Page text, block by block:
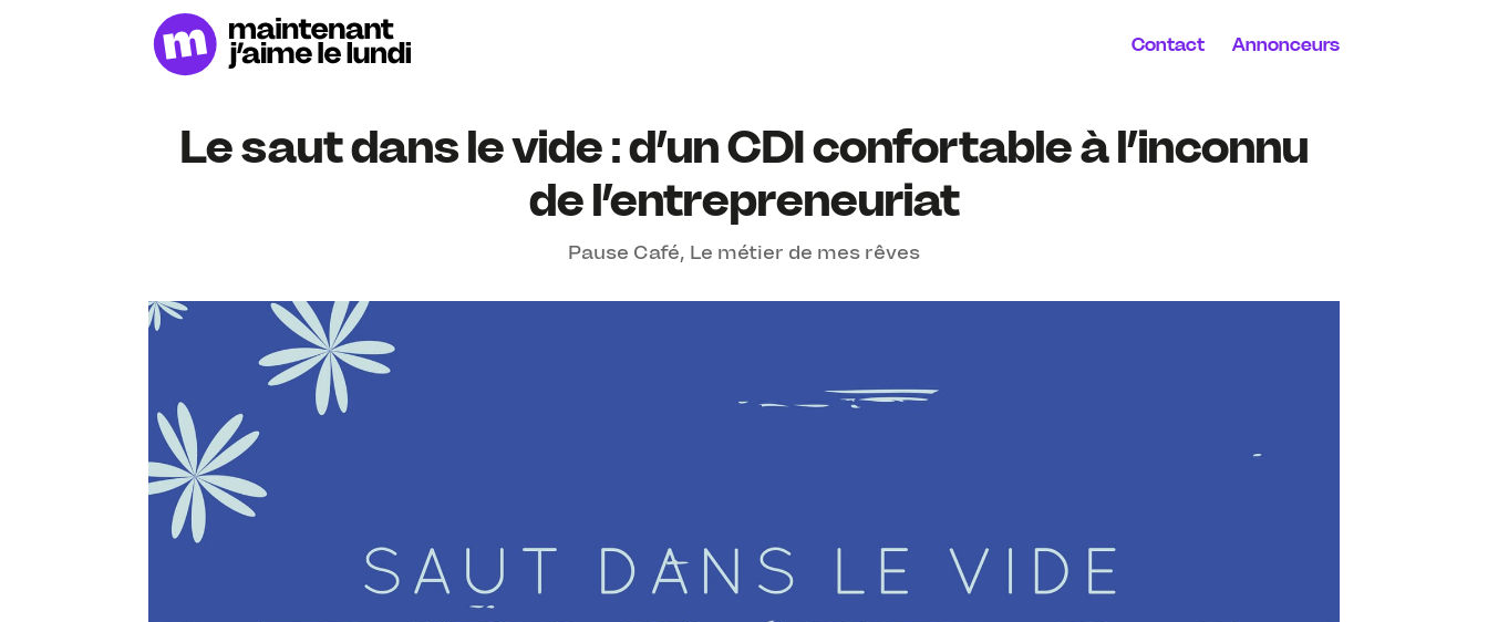
Contact Annonceurs
Le saut dans le vide : d’un CDI confortable à l’inconnu
de l’entrepreneuriat
Pause Café, Le métier de mes rêves